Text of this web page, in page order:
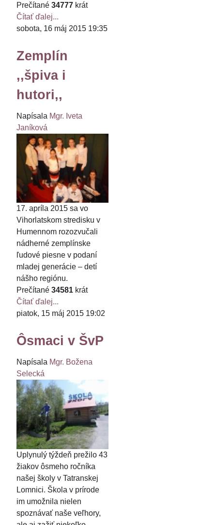
Prečítané 34777 krát
Čítať ďalej...
sobota, 16 máj 2015 19:35
Zemplín
,,špiva i
hutori,,
Napísala Mgr. Iveta
Janíková
17. apríla 2015 sa vo
Vihorlatskom stredisku v
Humennom rozozvučali
nádherné zemplínske
ľudové piesne v podaní
mladej generácie – detí
nášho regiónu.
Prečítané 34581 krát
Čítať ďalej...
piatok, 15 máj 2015 19:02
Ôsmaci v ŠvP
Napísala Mgr. Božena
Selecká
Uplynulý týždeň prežilo 43
žiakov ôsmeho ročníka
našej školy v Tatranskej
Lomnici. Škola v prírode
im umožnila nielen
spoznávať naše veľhory,